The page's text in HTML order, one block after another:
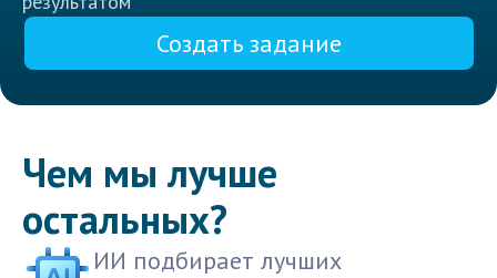
Создать задание
Чем мы лучше
остальных?
ИИ подбирает лучших